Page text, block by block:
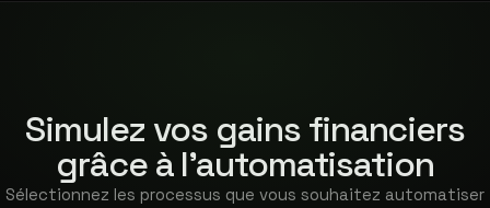
Simulez vos gains financiers
grâce à l'automatisation
Sélectionnez les processus que vous souhaitez automatiser